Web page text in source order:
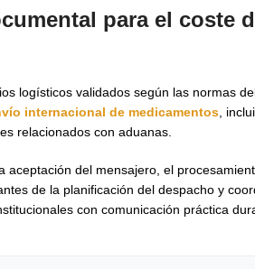
para el coste
logísticos validados según las normas
internacional de medicamentos ,
relacionados con aduanas.
del mensajero, el
de la planificación del despacho y
con comunicación práctica